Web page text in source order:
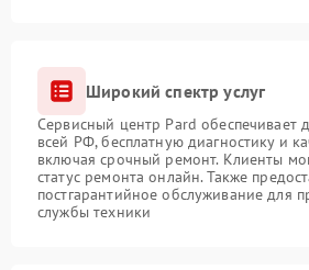
Широкий спектр услуг
Сервисный центр Pard обеспечивает
всей РФ, бесплатную диагностику и
включая срочный ремонт. Клиенты
статус ремонта онлайн. Также
постгарантийное обслуживание для
службы техники